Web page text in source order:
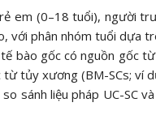
em (0–18 tuổi), người
với phân nhóm tuổi dựa
bào gốc có nguồn gốc
tủy xương (BM-SCs; ví
sánh liệu pháp UC-SC